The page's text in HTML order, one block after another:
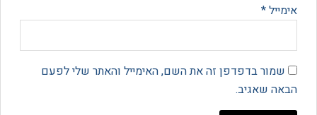
בדפדפן זה את השם, האימייל והאתר שלי לפעם
שאגיב.